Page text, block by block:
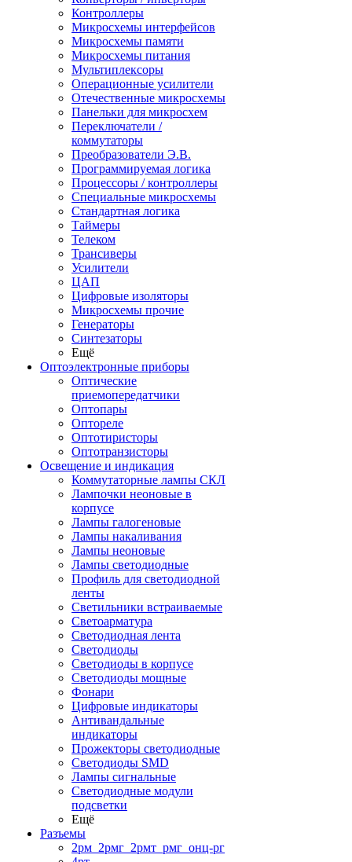
Контроллеры
Микросхемы интерфейсов
Микросхемы памяти
Микросхемы питания
Мультиплексоры
Операционные усилители
Отечественные микросхемы
Панельки для микросхем
Переключатели /
коммутаторы
Преобразователи Э.В.
Программируемая логика
Процессоры / контроллеры
Специальные микросхемы
Стандартная логика
Таймеры
Телеком
Трансиверы
Усилители
ЦАП
Цифровые изоляторы
Микросхемы прочие
Генераторы
Синтезаторы
Ещё
Оптоэлектронные приборы
Оптические
приемопередатчики
Оптопары
Оптореле
Оптотиристоры
Оптотранзисторы
Освещение и индикация
Коммутаторные лампы СКЛ
Лампочки неоновые в
корпусе
Лампы галогеновые
Лампы накаливания
Лампы неоновые
Лампы светодиодные
Профиль для светодиодной
ленты
Светильники встраиваемые
Светоарматура
Светодиодная лента
Светодиоды
Светодиоды в корпусе
Светодиоды мощные
Фонари
Цифровые индикаторы
Антивандальные
индикаторы
Прожекторы светодиодные
Светодиоды SMD
Лампы сигнальные
Светодиодные модули
подсветки
Ещё
Разъемы
2рм_2рмг_2рмт_рмг_онц-рг